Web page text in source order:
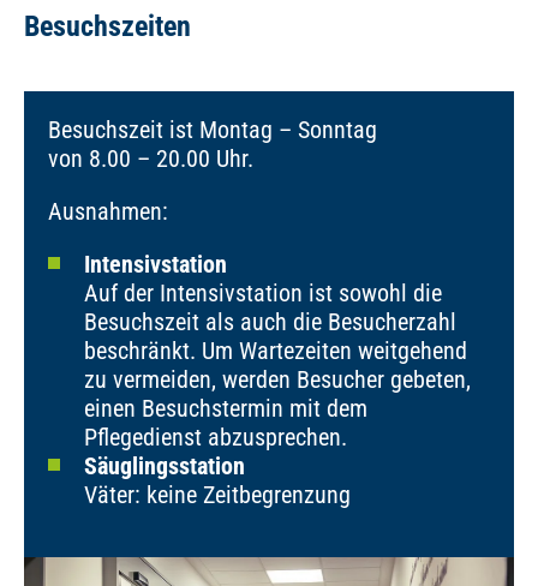
Besuchszeiten
Besuchszeit ist Montag – Sonntag
von 8.00 – 20.00 Uhr.
Ausnahmen:
Intensivstation
Auf der Intensivstation ist sowohl die
Besuchszeit als auch die Besucherzahl
beschränkt. Um Wartezeiten weitgehend
zu vermeiden, werden Besucher gebeten,
einen Besuchstermin mit dem
Pflegedienst abzusprechen.
Säuglingsstation
Väter: keine Zeitbegrenzung